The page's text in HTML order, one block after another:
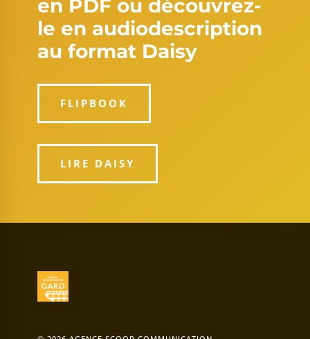
en PDF ou découvrez-
le en audiodescription
au format Daisy
FLIPBOOK
LIRE DAISY